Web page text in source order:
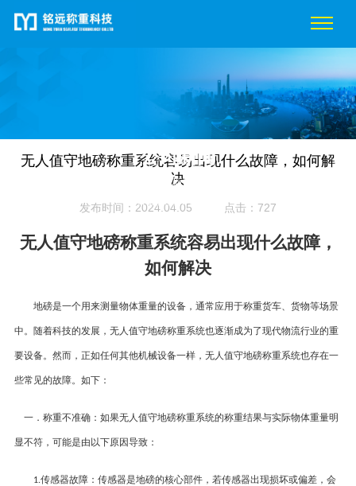
公司新闻
公司新闻
现什么故障，如何解决
无人值守地磅称重系统容易出现什么故障，如何解
决
发布时间：2024.04.05 点击：727
无人值守地磅称重系统容易出现什么故障，
如何解决
地磅是一个用来测量物体重量的设备，通常应用于称重货车、货物等场景
中。随着科技的发展，无人值守地磅称重系统也逐渐成为了现代物流行业的重
要设备。然而，正如任何其他机械设备一样，无人值守地磅称重系统也存在一
些常见的故障。 如下：
一． 称重不准确： 如果无人值守地磅称重系统的称重结果与实际物体重量明
显不符，可能是由以下原因导致：
1.传感器故障： 传感器是地磅的核心部件，若传感器出现损坏或偏差，会